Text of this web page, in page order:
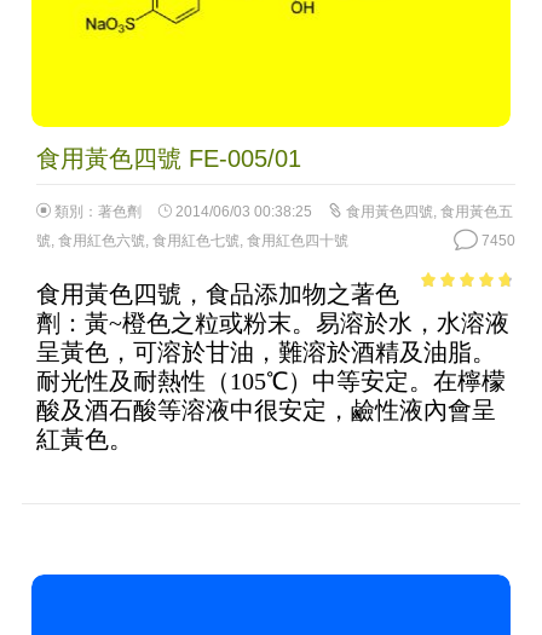
食用黃色四號 FE-005/01
類別： 著色劑 2014/06/03 00:38:25 食用黃色四號, 食用黃色五
號, 食用紅色六號, 食用紅色七號, 食用紅色四十號 7450
5
食用黃色四號，食品添加物之著色
劑：黃~橙色之粒或粉末。易溶於水，水溶液
呈黃色，可溶於甘油，難溶於酒精及油脂。
耐光性及耐熱性（105℃）中等安定。在檸檬
酸及酒石酸等溶液中很安定，鹼性液內會呈
紅黃色。